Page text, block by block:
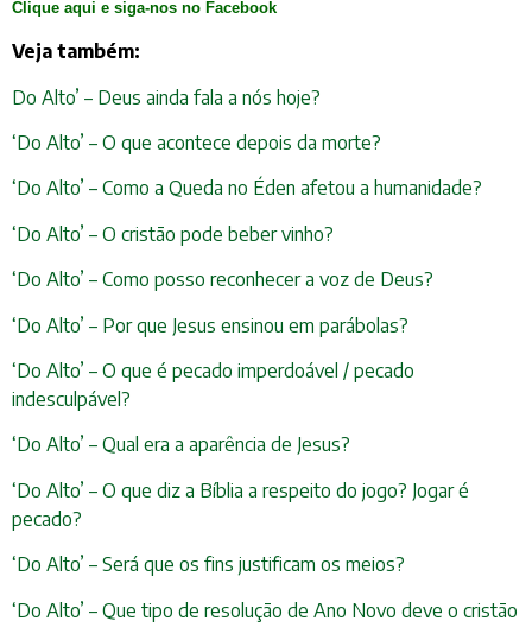
Clique aqui e siga-nos no Facebook
Veja também:
Do Alto’ – Deus ainda fala a nós hoje?
‘Do Alto’ – O que acontece depois da morte?
‘Do Alto’ – Como a Queda no Éden afetou a humanidade?
‘Do Alto’ – O cristão pode beber vinho?
‘Do Alto’ – Como posso reconhecer a voz de Deus?
‘Do Alto’ – Por que Jesus ensinou em parábolas?
‘Do Alto’ – O que é pecado imperdoável / pecado
indesculpável?
‘Do Alto’ – Qual era a aparência de Jesus?
‘Do Alto’ – O que diz a Bíblia a respeito do jogo? Jogar é
pecado?
‘Do Alto’ – Será que os fins justificam os meios?
‘Do Alto’ – Que tipo de resolução de Ano Novo deve o cristão